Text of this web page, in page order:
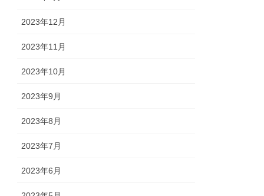
2023年12月
2023年11月
2023年10月
2023年9月
2023年8月
2023年7月
2023年6月